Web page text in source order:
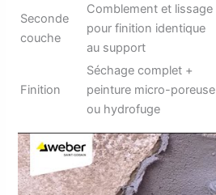
Seconde
couche
Comblement et lissage
pour finition identique
au support
Finition
Séchage complet +
peinture micro-poreuse
ou hydrofuge